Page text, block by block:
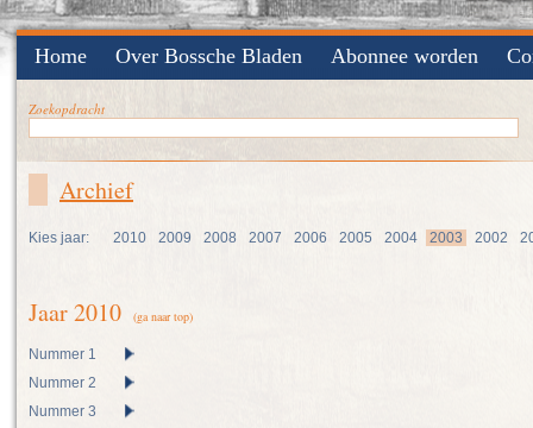
Home Over Bossche Bladen Abonnee worden
Zoekopdracht
Archief
Kies jaar: 2010 2009 2008 2007 2006 2005 2004 2003 2002
Jaar 2010 (ga naar top)
Nummer 1
Nummer 2
Nummer 3